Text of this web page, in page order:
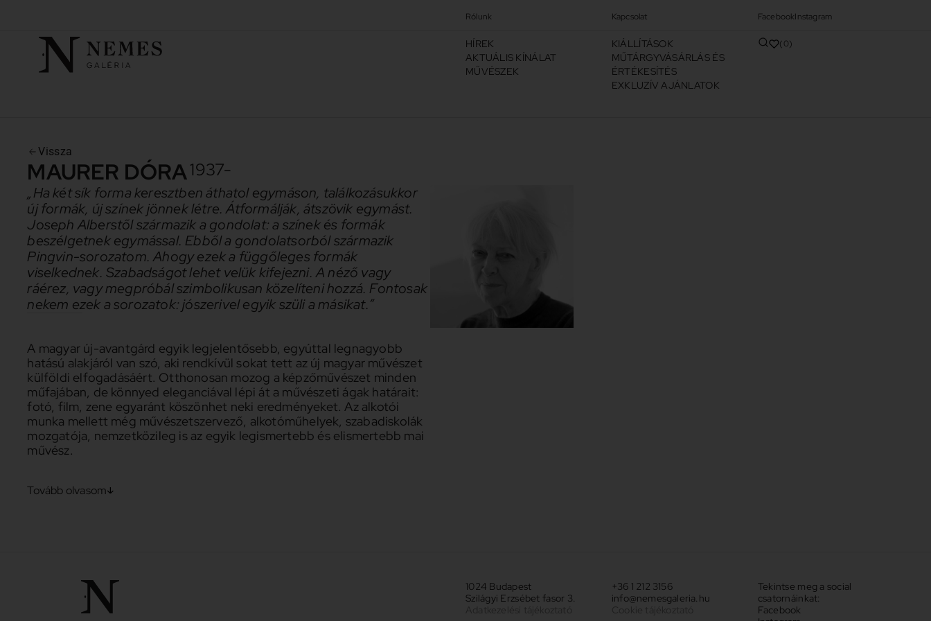
Rólunk Kapcsolat FacebookInstagram
HÍREK
AKTUÁLIS KÍNÁLAT
MŰVÉSZEK
KIÁLLÍTÁSOK
MŰTÁRGYVÁSÁRLÁS ÉS
ÉRTÉKESÍTÉS
EXKLUZÍV AJÁNLATOK
0
Vissza
MAURER DÓRA1937-
„Ha két sík forma keresztben áthatol egymáson, találkozásukkor
új formák, új színek jönnek létre. Átformálják, átszövik egymást.
Joseph Alberstől származik a gondolat: a színek és formák
beszélgetnek egymással. Ebből a gondolatsorból származik
Pingvin-sorozatom. Ahogy ezek a függőleges formák
viselkednek. Szabadságot lehet velük kifejezni. A néző vagy
ráérez, vagy megpróbál szimbolikusan közelíteni hozzá. Fontosak
nekem ezek a sorozatok: jószerivel egyik szüli a másikat.”
A magyar új-avantgárd egyik legjelentősebb, egyúttal legnagyobb
hatású alakjáról van szó, aki rendkívül sokat tett az új magyar művészet
külföldi elfogadásáért. Otthonosan mozog a képzőművészet minden
műfajában, de könnyed eleganciával lépi át a művészeti ágak határait:
fotó, film, zene egyaránt köszönhet neki eredményeket. Az alkotói
munka mellett még művészetszervező, alkotóműhelyek, szabadiskolák
mozgatója, nemzetközileg is az egyik legismertebb és elismertebb mai
művész.
Tovább olvasom
1024 Budapest
Szilágyi Erzsébet fasor 3.
+36 1 212 3156
info@nemesgaleria.hu
Tekintse meg a social
csatornáinkat:
Facebook